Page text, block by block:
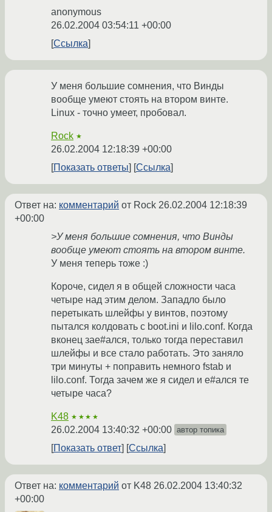
anonymous
26.02.2004 03:54:11 +00:00
Ссылка
У меня большие сомнения, что Винды
вообще умеют стоять на втором винте.
Linux - точно умеет, пробовал.
Rock ★
26.02.2004 12:18:39 +00:00
Показать ответы
Ссылка
Ответ на: комментарий от Rock 26.02.2004 12:18:39
+00:00
>У меня большие сомнения, что Винды
вообще умеют стоять на втором винте.
У меня теперь тоже :)
Короче, сидел я в общей сложности часа
четыре над этим делом. Западло было
перетыкать шлейфы у винтов, поэтому
пытался колдовать с boot.ini и lilo.conf. Когда
вконец зае#ался, только тогда переставил
шлейфы и все стало работать. Это заняло
три минуты + поправить немного fstab и
lilo.conf. Тогда зачем же я сидел и е#ался те
четыре часа?
K48 ★★★★
26.02.2004 13:40:32 +00:00 автор топика
Показать ответ Ссылка
Ответ на: комментарий от K48 26.02.2004 13:40:32
+00:00